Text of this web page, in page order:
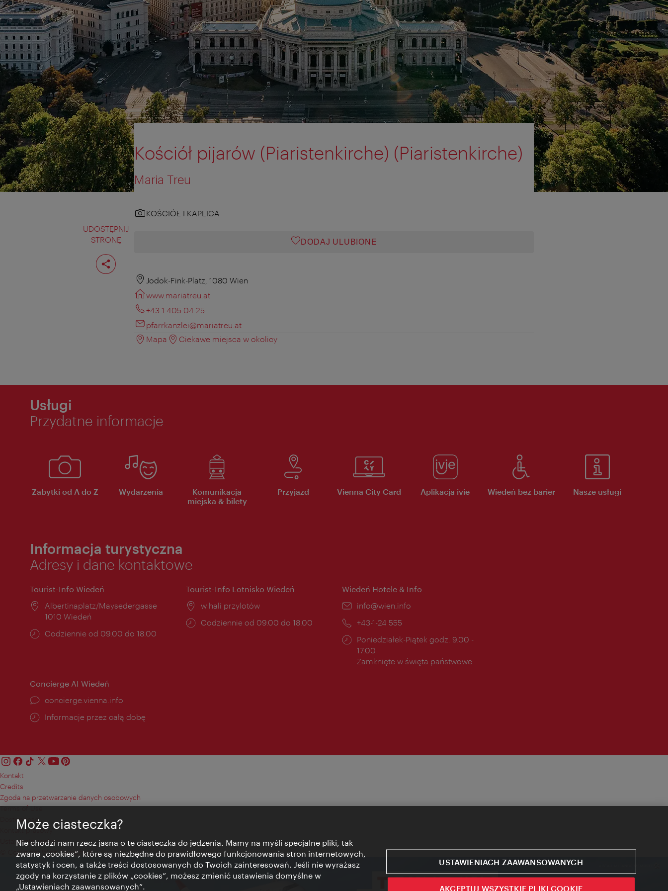
UDOSTĘPNIJ
STRONĘ
Podziel
stronę
Kościół pijarów (Piaristenkirche) (Piaristenkirche)
Maria Treu
KOŚCIÓŁ I KAPLICA
DODAJ ULUBIONE
Jodok-Fink-Platz, 1080 Wien
www.mariatreu.at
+43 1 405 04 25
pfarrkanzlei@mariatreu.at
Mapa
Ciekawe miejsca w okolicy
Usługi
Przydatne informacje
Zabytki od A do Z Wydarzenia
Komunikacja
miejska & bilety
Przyjazd Vienna City Card Aplikacja ivie Wiedeń bez barier Nasze usługi
Informacja turystyczna
Adresy i dane kontaktowe
Tourist-Info Wiedeń
Miejsce:
Albertinaplatz/Maysedergasse
1010 Wiedeń
Godziny
Codziennie od 09.00 do 18.00
Tourist-Info Lotnisko Wiedeń
Miejsce:
w hali przylotów
Godziny
Codziennie od 09.00 do 18.00
Wiedeń Hotele & Info
E-
info@wien.info
Telefon:
+43-1-24 555
Godziny
otwarcia:
Poniedziałek-Piątek godz. 9.00 -
17.00
Zamknięte w święta państwowe
Concierge AI Wiedeń
concierge.vienna.info
Informacje przez całą dobę
Kontakt
Credits
Zgoda na przetwarzanie danych osobowych
Terms of Use
Dostępność
Kontakt prasowy
Ustawienia cookies
© Copyright Wien Tourismus
Może ciasteczka?
Nie chodzi nam rzecz jasna o te ciasteczka do jedzenia. Mamy na myśli specjalne pliki, tak
zwane „cookies”, które są niezbędne do prawidłowego funkcjonowania stron internetowych,
statystyk i ocen, a także treści dostosowanych do Twoich zainteresowań. Jeśli nie wyrażasz
zgody na korzystanie z plików „cookies”, możesz zmienić ustawienia domyślne w
„Ustawieniach zaawansowanych”.
USTAWIENIACH ZAAWANSOWANYCH
AKCEPTUJ WSZYSTKIE PLIKI COOKIE